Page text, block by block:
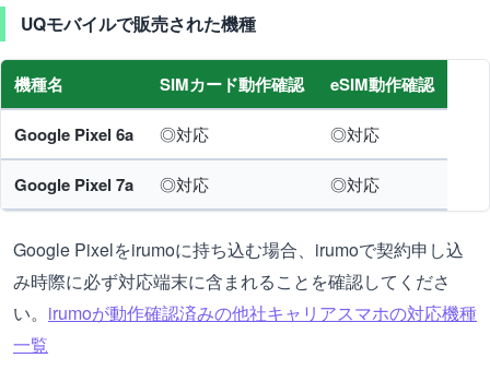
UQモバイルで販売された機種
機種名 SIMカード動作確認 eSIM動作確認
Google Pixel 6a ◎対応 ◎対応
Google Pixel 7a ◎対応 ◎対応
Google Pixelをirumoに持ち込む場合、irumoで契約申し込
み時際に必ず対応端末に含まれることを確認してくださ
い。 irumoが動作確認済みの他社キャリアスマホの対応機種
一覧